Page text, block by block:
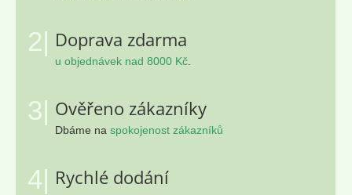
2| Doprava zdarma
u objednávek nad 8000 Kč.
3| Ověřeno zákazníky
Dbáme na spokojenost zákazníků
4| Rychlé dodání